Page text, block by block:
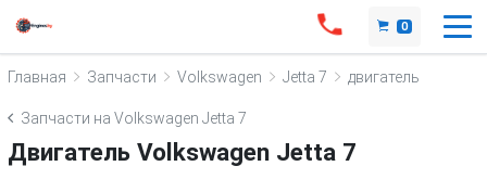
0
Главная Запчасти Volkswagen Jetta 7 двигатель
Запчасти на Volkswagen Jetta 7
Двигатель Volkswagen Jetta 7